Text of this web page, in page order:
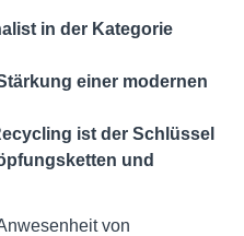
in der Kategorie
einer modernen
ist der Schlüssel
und
von